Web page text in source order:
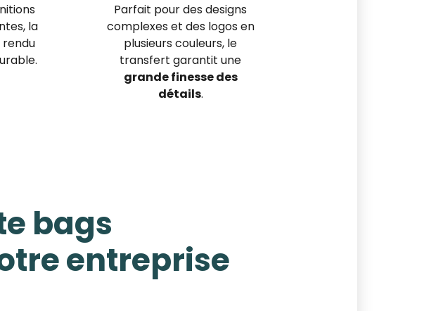
la
Parfait pour des designs
complexes et des logos en
plusieurs couleurs, le
transfert garantit une
grande finesse des
détails.
bags
entreprise